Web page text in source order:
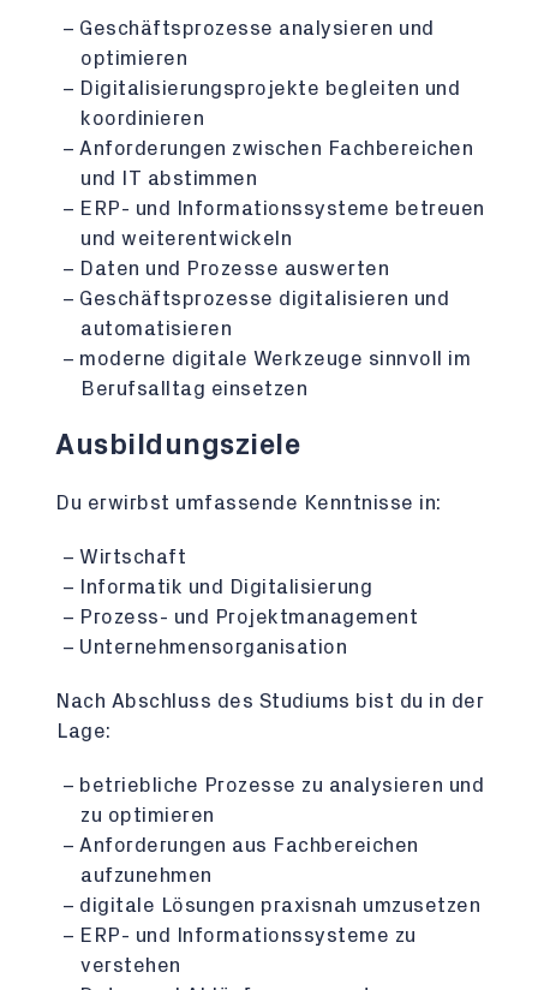
Geschäftsprozesse analysieren und
optimieren
Digitalisierungsprojekte begleiten und
koordinieren
Anforderungen zwischen Fachbereichen
und IT abstimmen
ERP- und Informationssysteme betreuen
und weiterentwickeln
Daten und Prozesse auswerten
Geschäftsprozesse digitalisieren und
automatisieren
moderne digitale Werkzeuge sinnvoll im
Berufsalltag einsetzen
Ausbildungsziele
Du erwirbst umfassende Kenntnisse in:
Wirtschaft
Informatik und Digitalisierung
Prozess- und Projektmanagement
Unternehmensorganisation
Nach Abschluss des Studiums bist du in der
Lage:
betriebliche Prozesse zu analysieren und
zu optimieren
Anforderungen aus Fachbereichen
aufzunehmen
digitale Lösungen praxisnah umzusetzen
ERP- und Informationssysteme zu
verstehen